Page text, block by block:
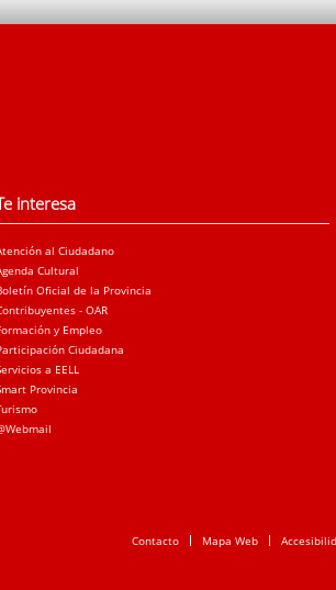
interesa
al Ciudadano
Cultural
Oficial de la Provincia
- OAR
y Empleo
Ciudadana
a EELL
Provincia
Contacto Mapa Web